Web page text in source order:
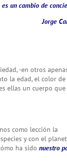
es un cambio de
Jorge
-en otros
la edad, el color
ellas un cuerpo que
como lección la
y con el
ha sido nuestro